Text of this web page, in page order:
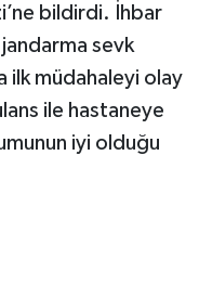
bildirdi. İhbar
sevk
ilk müdahaleyi olay
ile hastaneye
iyi olduğu